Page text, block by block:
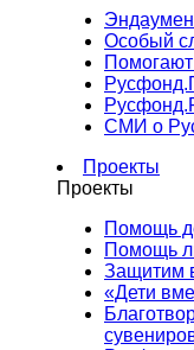
Особый
Помогают
СМИ о
Проекты
Проекты
Помощь
Помощь
Защитим
«Дети